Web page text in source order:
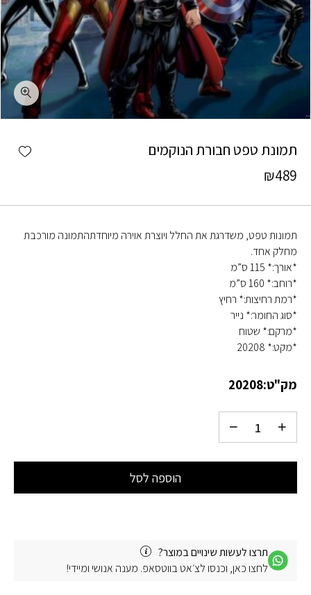
תמונת טפט חבורת הנוקמים
₪489
תמונות טפט, משדרגת את החלל ויוצרת אוירה מיוחדתהתמונה מורכבת
מחלק אחד.
*אורך:* 115 ס”מ
*רוחב:* 160 ס”מ
*רמת רחיצות:* רחיץ
*סוג החומר:* נייר
*מרקם:* שטוח
*מקט:* 20208
מק"ט:20208
הוספה לסל
תרצו לעשות שינויים במוצר?
לחצו כאן, וכנסו לצ׳אט בווטסאפ. מענה אנושי ומיידי!